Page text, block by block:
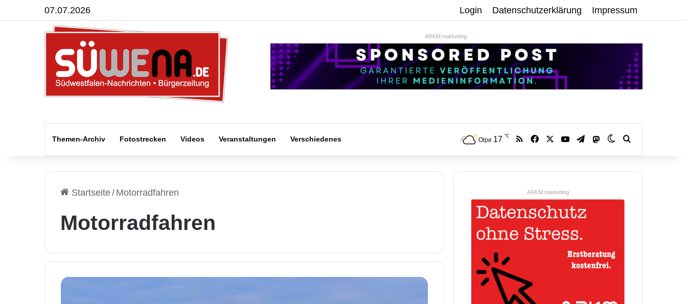
07.07.2026 Login Datenschutzerklärung Impressum
ARKM.marketing
Themen-Archiv Fotostrecken Videos Veranstaltungen Verschiedenes Olpe 17 ℃ RSS Facebook YouTubeTelegramMastodonSkin umschalten
Startseite/ Motorradfahren
Motorradfahren
ARKM.marketing